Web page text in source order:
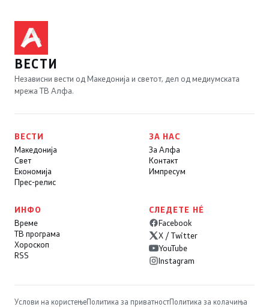
ВЕСТИ
Независни вести од Македонија и светот, дел од медиумската
мрежа ТВ Алфа.
ВЕСТИ
Македонија
Свет
Економија
Прес-релис
ЗА НАС
За Алфа
Контакт
Импресум
ИНФО
Време
ТВ програма
Хороскоп
RSS
СЛЕДЕТЕ НÉ
Facebook
X / Twitter
YouTube
Instagram
Услови на користењеПолитика за приватностПолитика за колачиња